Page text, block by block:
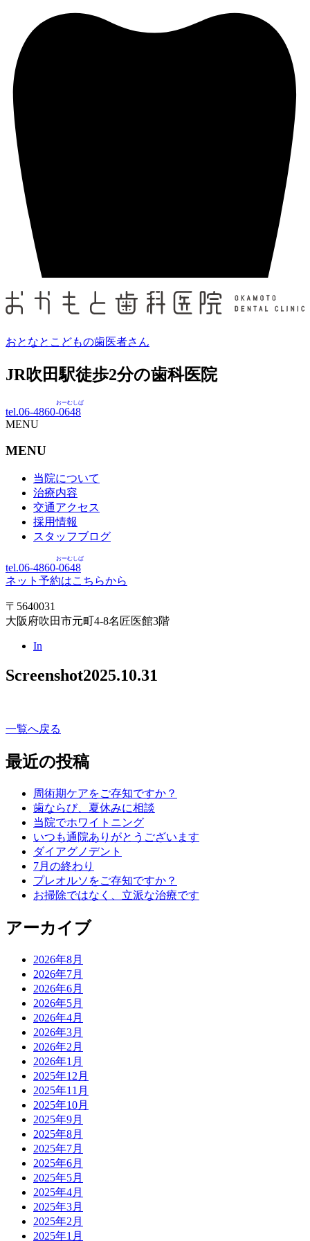
おとなとこどもの歯医者さん
JR吹田駅徒歩2分の歯科医院
tel.06-4860-0648
おーむしば
MENU
MENU
当院について
治療内容
交通アクセス
採用情報
スタッフブログ
tel.06-4860-0648
おーむしば
ネット予約はこちらから
〒5640031
大阪府吹田市元町4-8名匠医館3階
In
Screenshot2025.10.31
一覧へ戻る
最近の投稿
周術期ケアをご存知ですか？
歯ならび、夏休みに相談
当院でホワイトニング
いつも通院ありがとうございます
ダイアグノデント
7月の終わり
プレオルソをご存知ですか？
お掃除ではなく、立派な治療です
アーカイブ
2026年8月
2026年7月
2026年6月
2026年5月
2026年4月
2026年3月
2026年2月
2026年1月
2025年12月
2025年11月
2025年10月
2025年9月
2025年8月
2025年7月
2025年6月
2025年5月
2025年4月
2025年3月
2025年2月
2025年1月